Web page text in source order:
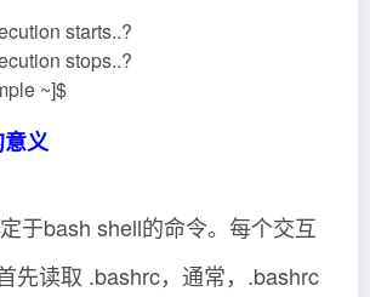
starts..?
stops..?
~]$
义
于bash shell的命令。每个交互
先读取 .bashrc，通常，.bashrc